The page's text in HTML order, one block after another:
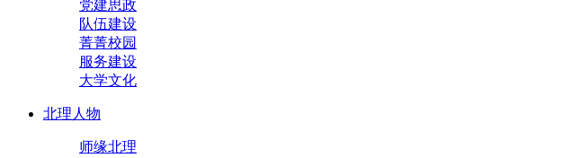
党建思政
队伍建设
菁菁校园
服务建设
大学文化
北理人物
师缘北理